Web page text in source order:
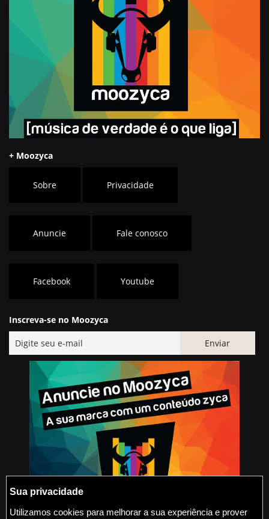
+ Moozyca
Sobre Privacidade
Anuncie Fale conosco
Facebook Youtube
Inscreva-se no Moozyca
Sua privacidade
Utilizamos cookies para melhorar a sua experiência e prover